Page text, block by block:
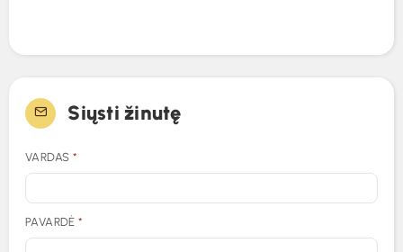
Siųsti žinutę
VARDAS *
PAVARDĖ*